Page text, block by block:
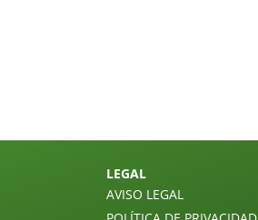
LEGAL
AVISO LEGAL